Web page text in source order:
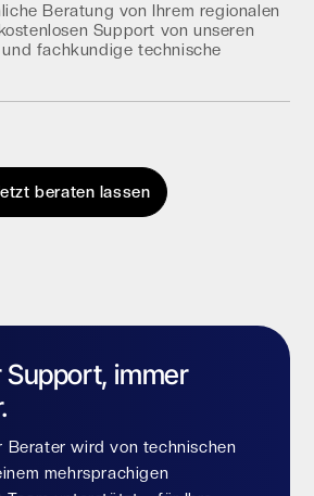
Beratung von Ihrem regionalen
Support von unseren
fachkundige technische
beraten lassen
Support, immer
Berater wird von technischen
mehrsprachigen